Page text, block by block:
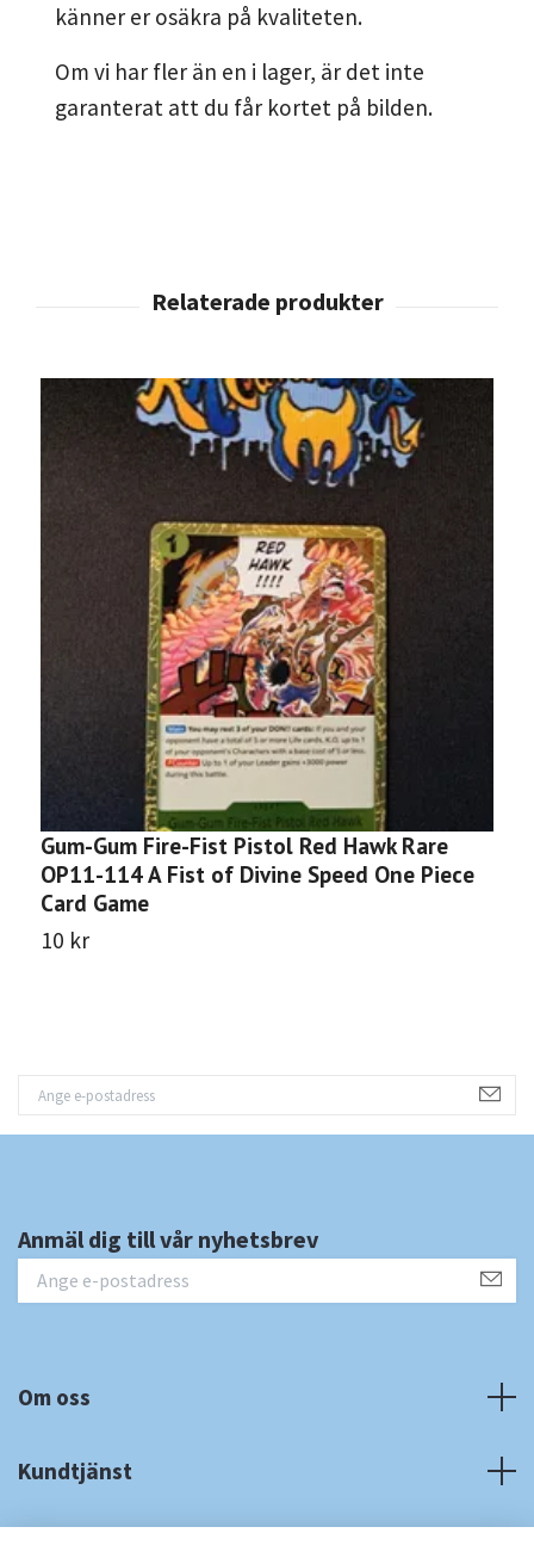
känner er osäkra på kvaliteten.
Om vi har fler än en i lager, är det inte
garanterat att du får kortet på bilden.
Gum-Gum Fire-Fist Pistol Red Hawk Rare
OP11-114 A Fist of Divine Speed One Piece
Card Game
10 kr
Anmäl dig till vår nyhetsbrev
Om oss
Kundtjänst